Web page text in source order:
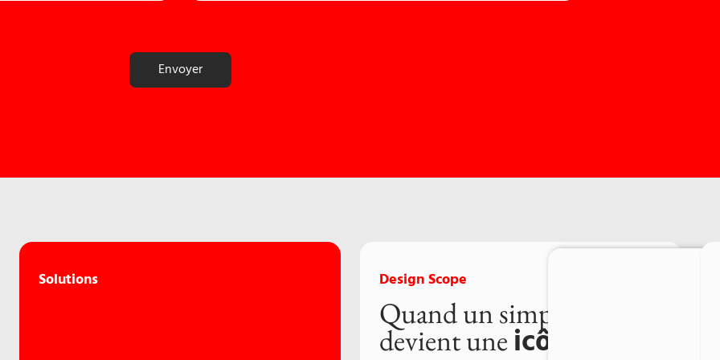
Solutions Design Scope
Quand un simple détail
devient une icône